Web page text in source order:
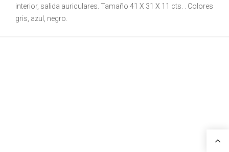
interior, salida auriculares. Tamaño 41 X 31 X 11 cts. . Colores
gris, azul, negro.